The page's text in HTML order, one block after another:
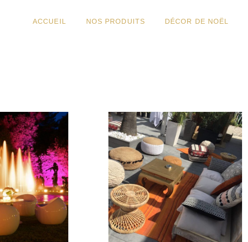
ACCUEIL NOS PRODUITS DÉCOR DE NOËL